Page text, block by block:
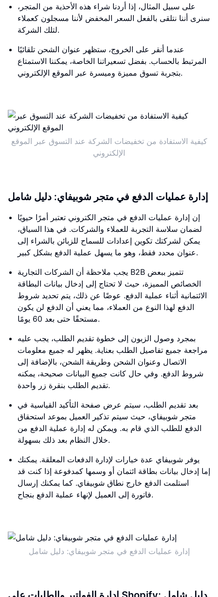
على سبيل المثال، إذا أردنا شراء هذه الأحذية من المتجر،
سنرى أننا نتلقى بالفعل السعر المخفض لأننا مسجلون كعملاء
لتلك الشركة.
عندما أنقر على الخروج، ستظهر عنوان الشحن تلقائيًا
المرتبط بالحساب. بفضل تسعيراتنا الخاصة، يمكننا الاستمتاع
بتجربة تسوق مميزة وميسرة عبر الموقع الإلكتروني.
كيفية الاستفادة من تخفيضات الشركة عند التسوق عبر الموقع
الإلكتروني
إدارة عمليات الدفع في متجر شوبيفاي: دليل شامل
إن إدارة عمليات الدفع في متجر الكتروني تعتبر أمرًا حيويًا
لضمان سلاسة التجربة للعملاء والشركات. في هذا السياق،
يمكن لشركتك تكوين إعدادات للسماح للزبائن بالشراء إلى
عنوان محدد فقط، وهو ما يسهل عملية الدفع بشكل كبير.
يجب ملاحظة أن الشركات التجارية B2B تتميز ببعض
الخصائص المميزة، حيث لا تحتاج إلى إدخال بيانات البطاقة
الائتمانية أثناء عملية الدفع. عوضًا عن ذلك، يتم تحديد شروط
الدفع لهذا النوع من العملاء، مما يعني أن الدفع لن يكون
مستحقًا حتى بعد 60 يومًا.
بمجرد وصول الزبون إلى خطوة تقديم الطلب، يجب عليه
مراجعة جميع تفاصيل الطلب بعناية. يظهر له جميع معلومات
الاتصال وعنوان الشحن وطريقة الشحن، بالإضافة إلى
شروط الدفع. وفي حال كانت جميع البيانات صحيحة، يمكنه
تقديم الطلب بنقرة زر واحدة.
بعد تقديم الطلب، سيتم عرض صفحة التأكيد القياسية في
متجر شوبيفاي، حيث سيتم تذكير العميل بموعد استحقاق
الدفع للطلب الذي قام به. ويمكن له إدارة عملية الدفع من
خلال النظام بعد ذلك بسهولة.
يوفر شوبيفاي عدة خيارات لإدارة الدفعات المعلقة. يمكنك
إما إدخال بيانات بطاقة ائتمان أو وسمها كمدفوعة إذا كنت قد
استلمت الدفع خارج نطاق شوبيفاي. كما يمكنك إرسال
فاتورة إلى العميل لإنهاء عملية الدفع بنجاح.
إدارة عمليات الدفع في متجر شوبيفاي: دليل شامل